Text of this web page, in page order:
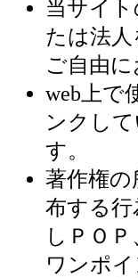
当サイ
たは法
ご自由に
web上で
ンクし
す。
著作権
布する
しＰＯ
ワンポ